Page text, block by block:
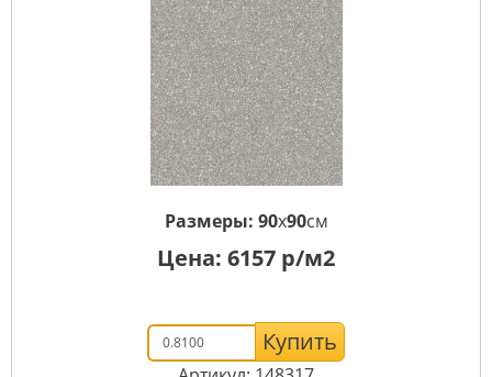
Размеры: 90x90см
Цена: 6157 р/м2
Купить